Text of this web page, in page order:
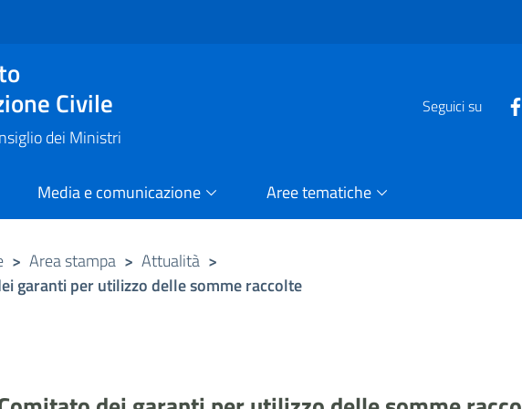
Civile
dei Ministri
Seguici su
Media e comunicazione Aree tematiche
> Area stampa > Attualità >
garanti per utilizzo delle somme raccolte